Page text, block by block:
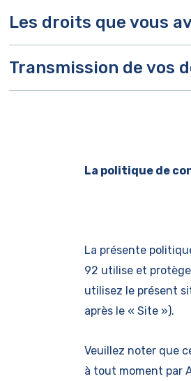
Les droits que vous
Transmission de vos
La politique de
La présente
92 utilise et
utilisez le présent
après le « Site »).
Veuillez noter que
à tout moment par